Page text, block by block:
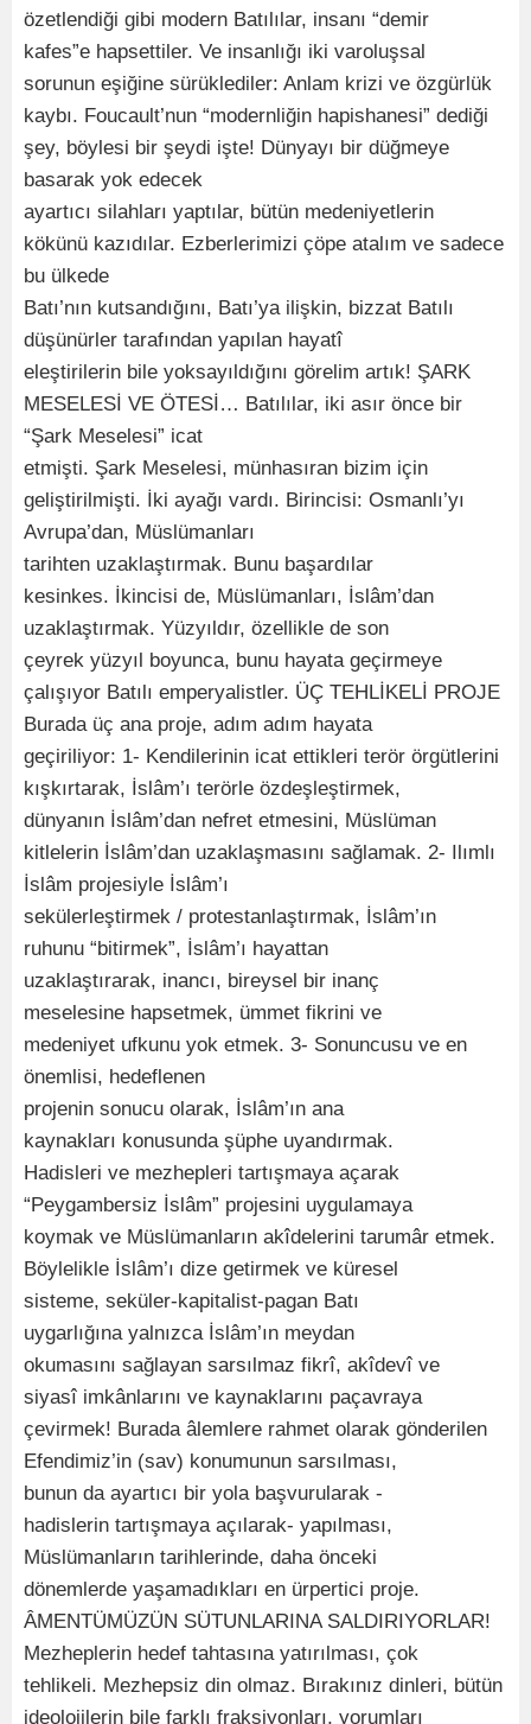
özetlendiği gibi modern Batılılar, insanı “demir
kafes”e hapsettiler. Ve insanlığı iki varoluşsal
sorunun eşiğine sürüklediler: Anlam krizi ve özgürlük
kaybı. Foucault’nun “modernliğin hapishanesi” dediği
şey, böylesi bir şeydi işte! Dünyayı bir düğmeye
basarak yok edecek
ayartıcı silahları yaptılar, bütün medeniyetlerin
kökünü kazıdılar. Ezberlerimizi çöpe atalım ve sadece
bu ülkede
Batı’nın kutsandığını, Batı’ya ilişkin, bizzat Batılı
düşünürler tarafından yapılan hayatî
eleştirilerin bile yoksayıldığını görelim artık! ŞARK
MESELESİ VE ÖTESİ… Batılılar, iki asır önce bir
“Şark Meselesi” icat
etmişti. Şark Meselesi, münhasıran bizim için
geliştirilmişti. İki ayağı vardı. Birincisi: Osmanlı’yı
Avrupa’dan, Müslümanları
tarihten uzaklaştırmak. Bunu başardılar
kesinkes. İkincisi de, Müslümanları, İslâm’dan
uzaklaştırmak. Yüzyıldır, özellikle de son
çeyrek yüzyıl boyunca, bunu hayata geçirmeye
çalışıyor Batılı emperyalistler. ÜÇ TEHLİKELİ PROJE
Burada üç ana proje, adım adım hayata
geçiriliyor: 1- Kendilerinin icat ettikleri terör örgütlerini
kışkırtarak, İslâm’ı terörle özdeşleştirmek,
dünyanın İslâm’dan nefret etmesini, Müslüman
kitlelerin İslâm’dan uzaklaşmasını sağlamak. 2- Ilımlı
İslâm projesiyle İslâm’ı
sekülerleştirmek / protestanlaştırmak, İslâm’ın
ruhunu “bitirmek”, İslâm’ı hayattan
uzaklaştırarak, inancı, bireysel bir inanç
meselesine hapsetmek, ümmet fikrini ve
medeniyet ufkunu yok etmek. 3- Sonuncusu ve en
önemlisi, hedeflenen
projenin sonucu olarak, İslâm’ın ana
kaynakları konusunda şüphe uyandırmak.
Hadisleri ve mezhepleri tartışmaya açarak
“Peygambersiz İslâm” projesini uygulamaya
koymak ve Müslümanların akîdelerini tarumâr etmek.
Böylelikle İslâm’ı dize getirmek ve küresel
sisteme, seküler-kapitalist-pagan Batı
uygarlığına yalnızca İslâm’ın meydan
okumasını sağlayan sarsılmaz fikrî, akîdevî ve
siyasî imkânlarını ve kaynaklarını paçavraya
çevirmek! Burada âlemlere rahmet olarak gönderilen
Efendimiz’in (sav) konumunun sarsılması,
bunun da ayartıcı bir yola başvurularak -
hadislerin tartışmaya açılarak- yapılması,
Müslümanların tarihlerinde, daha önceki
dönemlerde yaşamadıkları en ürpertici proje.
ÂMENTÜMÜZÜN SÜTUNLARINA SALDIRIYORLAR!
Mezheplerin hedef tahtasına yatırılması, çok
tehlikeli. Mezhepsiz din olmaz. Bırakınız dinleri, bütün
ideolojilerin bile farklı fraksiyonları, yorumları